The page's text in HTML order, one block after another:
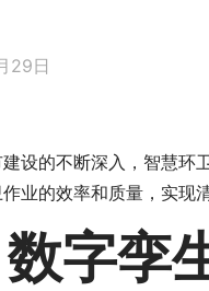
29日
设的不断深入，智慧环
业的效率和质量，实现
字孪